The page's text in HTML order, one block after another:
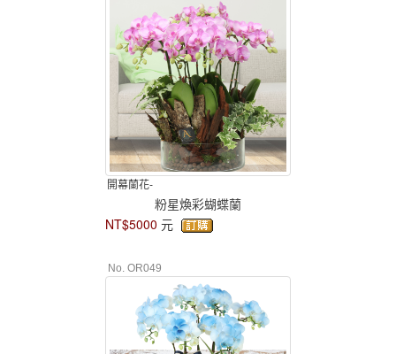
開幕蘭花-
粉星煥彩蝴蝶蘭
NT$5000 元
No. OR049